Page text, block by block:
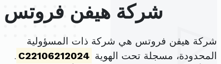
شركة هيفن فروتس
شركة هيفن فروتس هي شركة ذات المسؤولية
المحدودة، مسجلة تحت الهوية C22106212024
.